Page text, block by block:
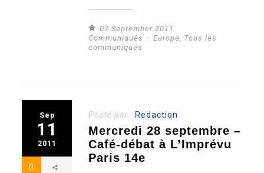
07 September 2011
Communiqués – Europe, Tous les
communiqués
Sep
11
2011
0
Posté par : Redaction
Mercredi 28 septembre –
Café-débat à L’Imprévu
Paris 14e